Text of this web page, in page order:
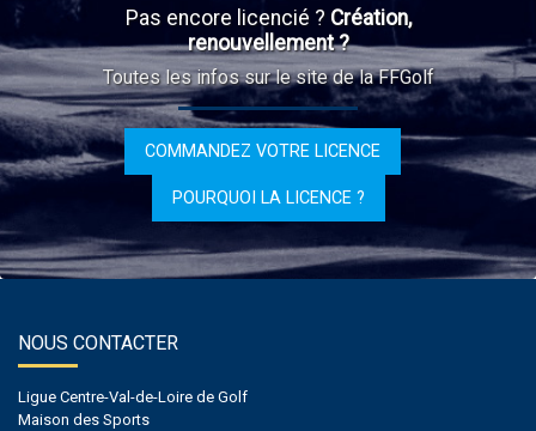
Pas encore licencié ? Création,
renouvellement ?
Toutes les infos sur le site de la FFGolf
COMMANDEZ VOTRE LICENCE
POURQUOI LA LICENCE ?
NOUS CONTACTER
Ligue Centre-Val-de-Loire de Golf
Maison des Sports